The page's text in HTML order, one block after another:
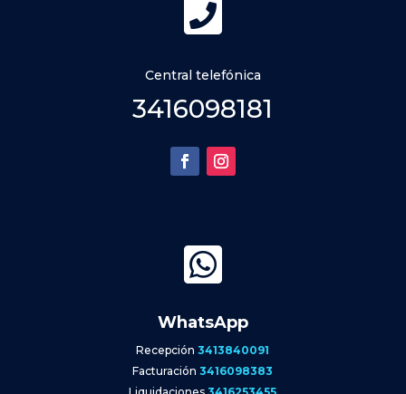

Central telefónica
3416098181

WhatsApp
Recepción3413840091
Facturación3416098383